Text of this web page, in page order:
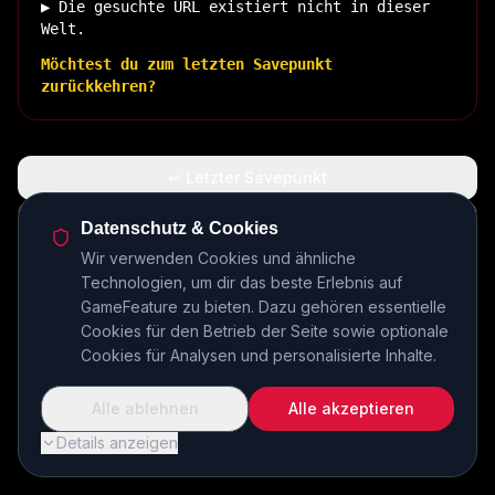
▶ Die gesuchte URL existiert nicht in dieser
Welt.
Möchtest du zum letzten Savepunkt
zurückkehren?
🏠 Zurück zur Basis
INSERT COIN TO CONTINUE...
Datenschutz & Cookies
Wir verwenden Cookies und ähnliche
Technologien, um dir das beste Erlebnis auf
GameFeature zu bieten. Dazu gehören essentielle
Cookies für den Betrieb der Seite sowie optionale
Cookies für Analysen und personalisierte Inhalte.
Details anzeigen
Alle ablehnen Alle akzeptieren